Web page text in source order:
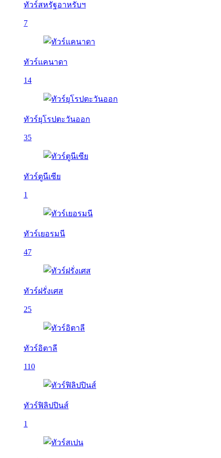
ทัวร์สหรัฐอาหรับฯ
7
ทัวร์แคนาดา
14
ทัวร์ยุโรปตะวันออก
35
ทัวร์ตูนีเซีย
1
ทัวร์เยอรมนี
47
ทัวร์ฝรั่งเศส
25
ทัวร์อิตาลี
110
ทัวร์ฟิลิปปินส์
1